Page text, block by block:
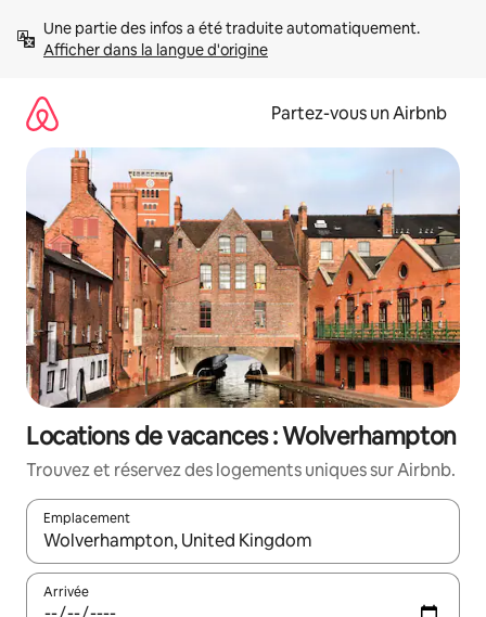
directement
Afficher dans la langue d'origine
Partez-vous un Airbnb
Locations de vacances : Wolverhampton
Trouvez et réservez des logements uniques sur Airbnb.
Emplacement
Quand les résultats sont affichés, parcourez-les en utilisant
Arrivée